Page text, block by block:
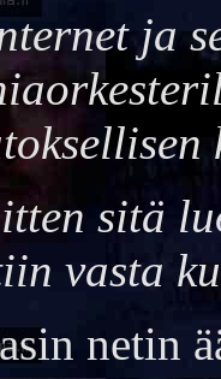
ja
sitä
vasta
netin